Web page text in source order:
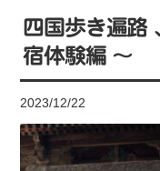
四国歩き遍路
宿体験編 〜
2023/12/22